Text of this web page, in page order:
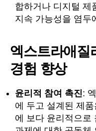
합하거나 디지털 제
지속 가능성을 염두
엑스트라애질
경험 향상
윤리적 참여 촉진:
에 두고 설계된 제
에 보다 윤리적으로